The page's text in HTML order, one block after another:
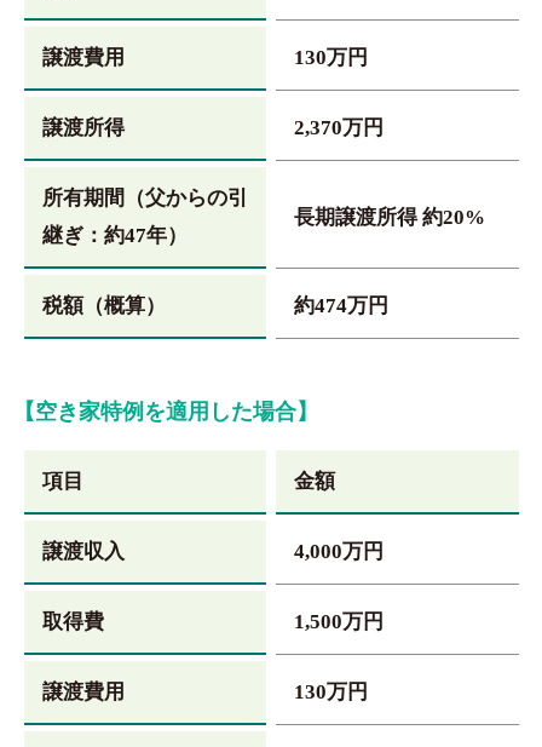
譲渡費用 130万円
譲渡所得 2,370万円
所有期間（父からの引
継ぎ：約47年）
長期譲渡所得 約20%
税額（概算） 約474万円
【空き家特例を適用した場合】
項目 金額
譲渡収入 4,000万円
取得費 1,500万円
譲渡費用 130万円